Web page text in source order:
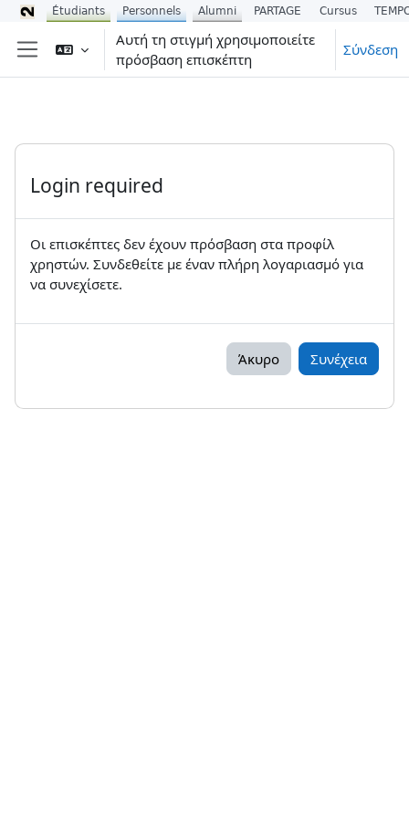
Μετάβαση στο κεντρικό περιεχόμενο
Πλευρικός πίνακας
Αυτή τη στιγμή χρησιμοποιείτε
πρόσβαση επισκέπτη
Σύνδεση
Login required
Οι επισκέπτες δεν έχουν πρόσβαση στα προφίλ
χρηστών. Συνδεθείτε με έναν πλήρη λογαριασμό για
να συνεχίσετε.
Άκυρο Συνέχεια
Étudiants Personnels Alumni PARTAGE Cursus